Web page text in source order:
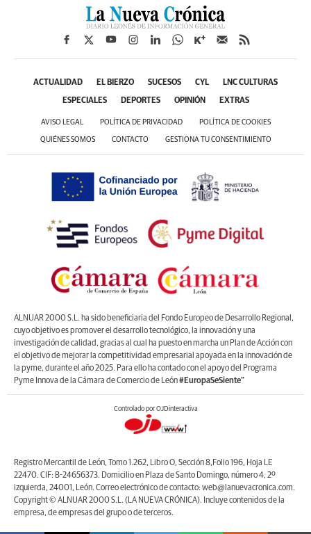
ACTUALIDAD EL BIERZO SUCESOS CYL LNC CULTURAS
ESPECIALES DEPORTES OPINIÓN EXTRAS
AVISO LEGAL POLÍTICA DE PRIVACIDAD POLÍTICA DE COOKIES
QUIÉNES SOMOS CONTACTO GESTIONA TU CONSENTIMIENTO
ALNUAR 2000 S.L. ha sido beneficiaria del Fondo Europeo de Desarrollo Regional,
cuyo objetivo es promover el desarrollo tecnológico, la innovación y una
investigación de calidad, gracias al cual ha puesto en marcha un Plan de Acción con
el objetivo de mejorar la competitividad empresarial apoyada en la innovación de
la pyme, durante el año 2025. Para ello ha contado con el apoyo del Programa
Pyme Innova de la Cámara de Comercio de León#EuropaSeSiente”
Controlado por OJDinteractiva
Registro Mercantil de León, Tomo 1.262, Libro O, Sección 8,Folio 196, Hoja LE
22470. CIF: B-24656373. Domicilio en Plaza de Santo Domingo, número 4, 2º
izquierda, 24001, León. Correo electrónico de contacto: web@lanuevacronica.com.
Copyright © ALNUAR 2000 S.L. (LA NUEVA CRÓNICA). Incluye contenidos de la
empresa, de empresas del grupo o de terceros.